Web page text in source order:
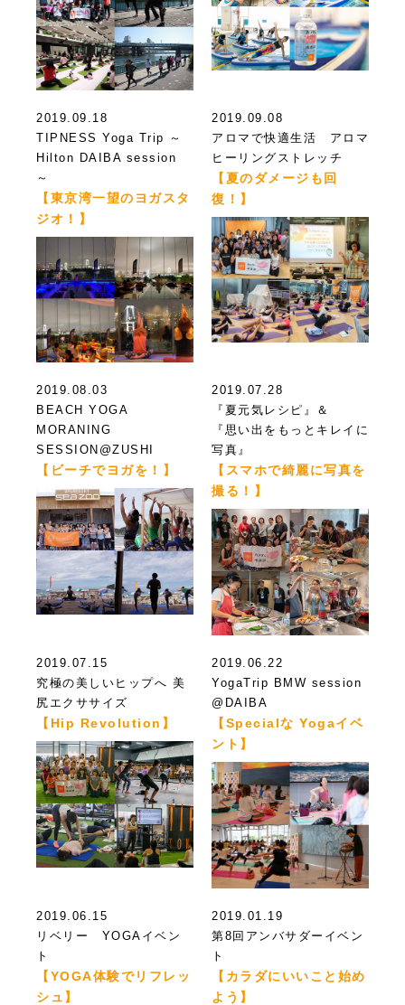
2019.09.18
TIPNESS Yoga Trip ～
Hilton DAIBA session
～
【東京湾一望のヨガスタ
ジオ！】
2019.09.08
アロマで快適生活 アロマ
ヒーリングストレッチ
【夏のダメージも回
復！】
2019.08.03
BEACH YOGA
MORANING
SESSION@ZUSHI
【ビーチでヨガを！】
2019.07.28
『夏元気レシピ』＆
『思い出をもっとキレイに
写真』
【スマホで綺麗に写真を
撮る！】
2019.07.15
究極の美しいヒップへ 美
尻エクササイズ
【Hip Revolution】
2019.06.22
YogaTrip BMW session
@DAIBA
【Specialな Yogaイベ
ント】
2019.06.15
リベリー YOGAイベン
ト
【YOGA体験でリフレッ
シュ】
2019.01.19
第8回アンバサダーイベン
ト
【カラダにいいこと始め
よう】